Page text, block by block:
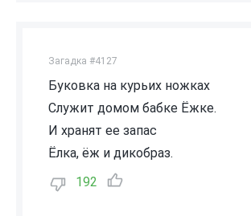
Загадка #4127
Буковка на курьих ножках
Служит домом бабке Ёжке.
И хранят ее запас
Ёлка, ёж и дикобраз.
192